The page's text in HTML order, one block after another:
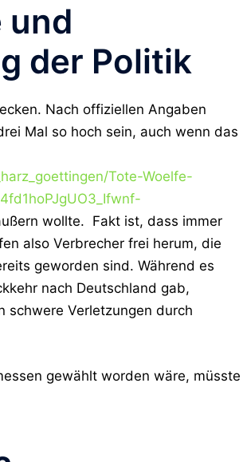
und
der Politik
Nach offiziellen Angaben
Mal so hoch sein, auch wenn das
Tote-Woelfe-
wollte. Fakt ist, dass immer
also Verbrecher frei herum, die
geworden sind. Während es
nach Deutschland gab,
schwere Verletzungen durch
gewählt worden wäre, müsste